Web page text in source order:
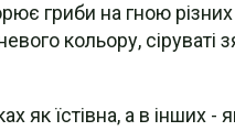
гриби на гною різних
кольору, сіруваті
їстівна, а в інших -